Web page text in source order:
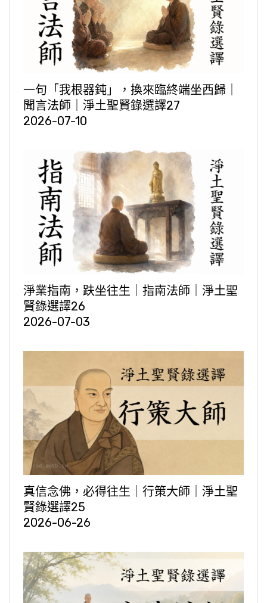
一句「我根器鈍」，換來臨終端坐西歸｜
聞言法師｜淨土聖賢錄選譯27
2026-07-10
淨業指南，趺坐往生｜指南法師｜淨土聖
賢錄選譯26
2026-07-03
真信念佛，必得往生｜行策大師｜淨土聖
賢錄選譯25
2026-06-26